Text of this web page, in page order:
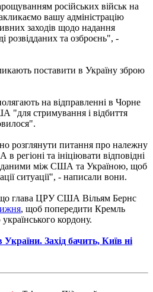
російських військ на
вашу адміністрацію
заходів щодо надання
розвідданих та озброєнь", -
поставити в Україну зброю
на відправленні в Чорне
"для стримування і відбиття
розглянути питання про належну
регіоні та ініціювати відповідні
між США та Україною, щоб
ситуації", - написали вони.
що глава ЦРУ США Вільям Бернс
, щоб попередити Кремль
кордону.
Захід бачить, Київ ні